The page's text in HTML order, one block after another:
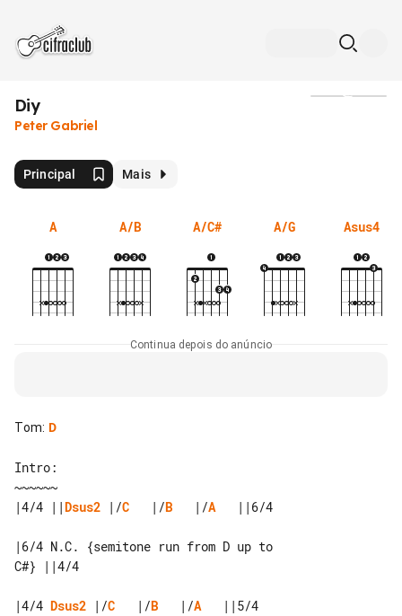
Diy
Peter Gabriel
Principal Mais
A A/B A/C# A/G Asus4
Continua depois do anúncio
Tom: D
Intro:
|4/4 ||Dsus2 |/C
   |/
B
   |/
A
   ||6/4
|6/4 N.C. {semitone run from D up to
C#} ||4/4
|4/4 Dsus2 |/C
   |/
B
   |/
A
   ||5/4